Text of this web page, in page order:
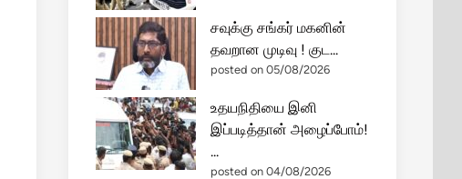
சவுக்கு சங்கர் மகனின்
தவறான முடிவு ! குட...
posted on 05/08/2026
உதயநிதியை இனி
இப்படித்தான் அழைப்போம்!
...
posted on 04/08/2026